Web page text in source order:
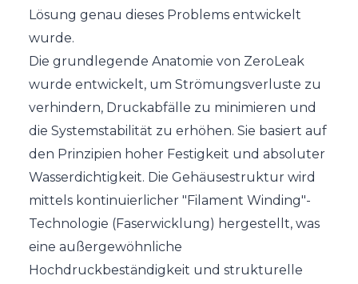
Lösung genau dieses Problems entwickelt
wurde.
Die grundlegende Anatomie von ZeroLeak
wurde entwickelt, um Strömungsverluste zu
verhindern, Druckabfälle zu minimieren und
die Systemstabilität zu erhöhen. Sie basiert auf
den Prinzipien hoher Festigkeit und absoluter
Wasserdichtigkeit. Die Gehäusestruktur wird
mittels kontinuierlicher "Filament Winding"-
Technologie (Faserwicklung) hergestellt, was
eine außergewöhnliche
Hochdruckbeständigkeit und strukturelle